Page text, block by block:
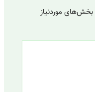
بخش‌های موردنیاز